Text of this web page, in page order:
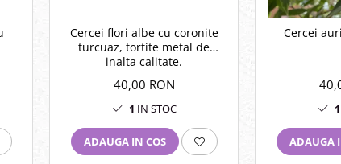
Cercei flori albe cu coronite
turcuaz, tortite metal de
inalta calitate.
40,00 RON
1 IN STOC
ADAUGA IN COS
1
ADAUGA